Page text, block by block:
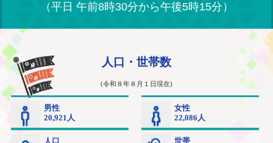
（平日 午前8時30分から午後5時15分）